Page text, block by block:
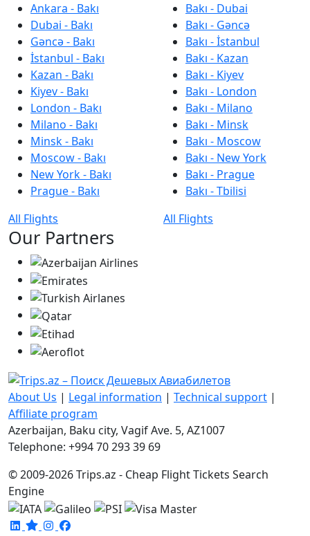
Ankara - Bakı
Dubai - Bakı
Gəncə - Bakı
İstanbul - Bakı
Kazan - Bakı
Kiyev - Bakı
London - Bakı
Milano - Bakı
Minsk - Bakı
Moscow - Bakı
New York - Bakı
Prague - Bakı
All Flights
Bakı - Dubai
Bakı - Gəncə
Bakı - İstanbul
Bakı - Kazan
Bakı - Kiyev
Bakı - London
Bakı - Milano
Bakı - Minsk
Bakı - Moscow
Bakı - New York
Bakı - Prague
Bakı - Tbilisi
All Flights
Our Partners
About Us | Legal information | Technical support |
Affiliate program
Azerbaijan, Baku city, Vagif Ave. 5, AZ1007
Telephone: +994 70 293 39 69
© 2009-2026 Trips.az - Cheap Flight Tickets Search
Engine